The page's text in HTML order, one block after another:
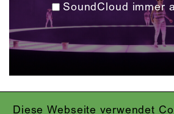
Diese Webseite verwendet
SoundCloud immer